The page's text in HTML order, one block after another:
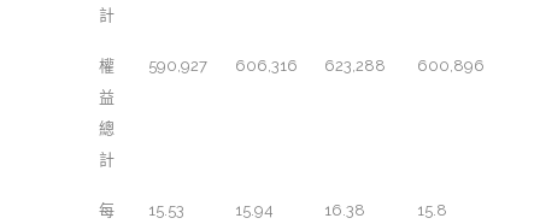
計
權
益
總
計
590,927 606,316 623,288 600,896
每
15.53 15.94 16.38 15.8